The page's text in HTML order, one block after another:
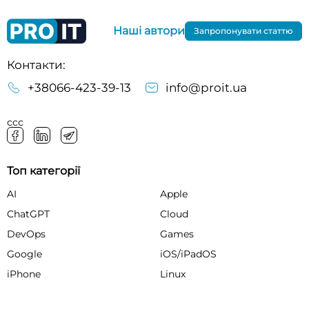
Контакти:
+38066-423-39-13
info@proit.ua
ссс
Наші автори Запропонувати статтю
Топ категорії
AI
Apple
ChatGPT
Cloud
DevOps
Games
Google
iOS/iPadOS
iPhone
Linux